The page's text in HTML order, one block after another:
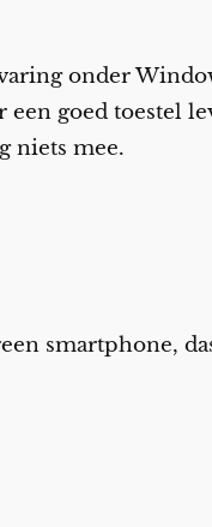
onder
een goed toestel
niets mee.
smartphone,